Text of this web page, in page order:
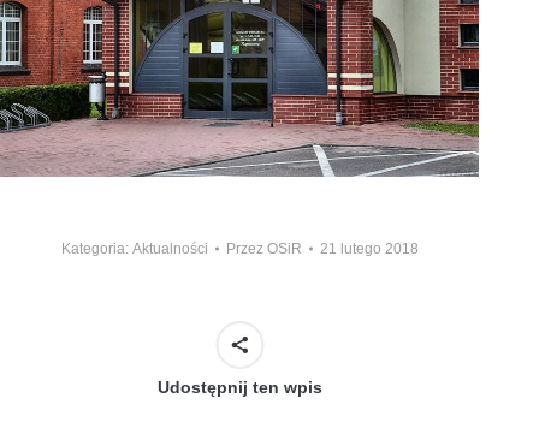
Kategoria: Aktualności Przez OSiR 21 lutego 2018
Udostępnij ten wpis